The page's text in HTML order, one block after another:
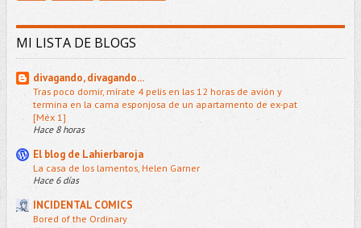
MI LISTA DE BLOGS
divagando, divagando...
Tras poco domir, mírate 4 pelis en las 12 horas de avión y
termina en la cama esponjosa de un apartamento de ex-pat
[Méx 1]
Hace 8 horas
El blog de Lahierbaroja
La casa de los lamentos, Helen Garner
Hace 6 días
INCIDENTAL COMICS
Bored of the Ordinary